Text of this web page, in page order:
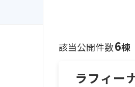
該当公開件数6棟
ラフィー